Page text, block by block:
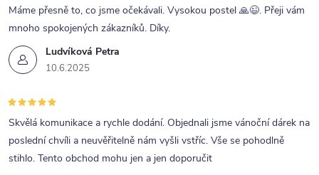
Ludvíková Petra
10.6.2025
Máme přesně to, co jsme očekávali. Vysokou postel 🙏😉. Přeji vám
mnoho spokojených zákazníků. Díky.
Skvělá komunikace a rychle dodání. Objednali jsme vánoční dárek na
poslední chvíli a neuvěřitelně nám vyšli vstříc. Vše se pohodlně
stihlo. Tento obchod mohu jen a jen doporučit